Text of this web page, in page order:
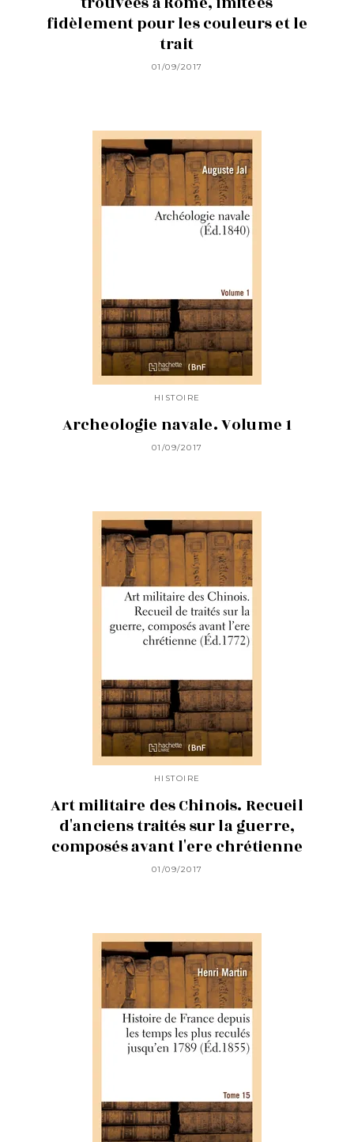
fidèlement pour les couleurs et le
trait
01/09/2017
HISTOIRE
Archeologie navale. Volume 1
01/09/2017
HISTOIRE
Art militaire des Chinois. Recueil
d'anciens traités sur la guerre,
composés avant l'ere chrétienne
01/09/2017